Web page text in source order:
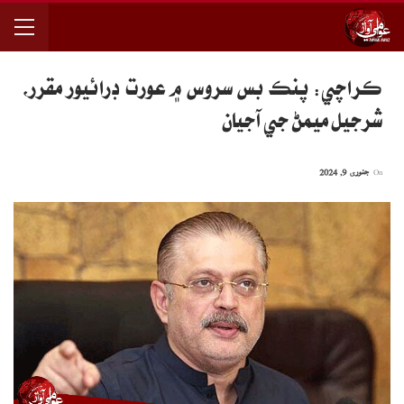
ڪراچي: پنڪ بس سروس ۾ عورت ڊرائيور مقرر،
شرجيل ميمڻ جي آجيان